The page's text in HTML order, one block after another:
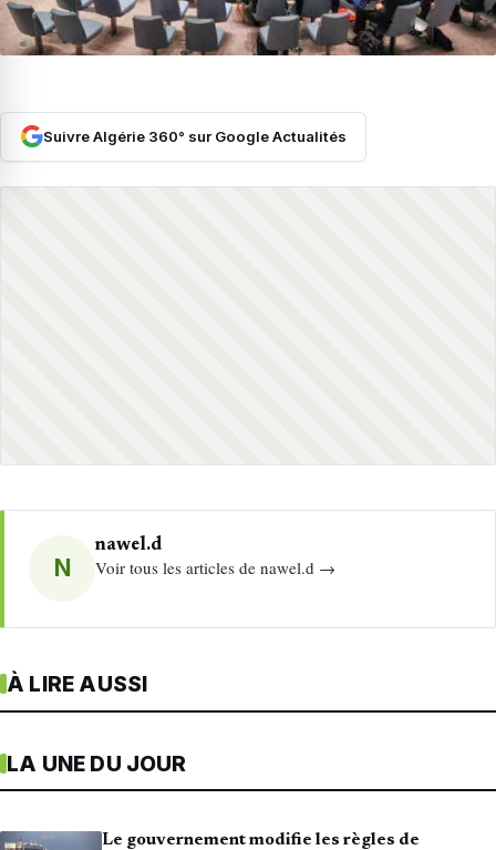
Suivre Algérie 360° sur Google Actualités
N
nawel.d
Voir tous les articles de nawel.d →
À LIRE AUSSI
LA UNE DU JOUR
Le gouvernement modifie les règles de